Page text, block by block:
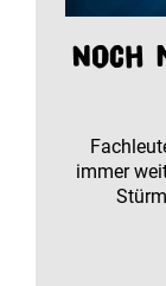
Noch
immer